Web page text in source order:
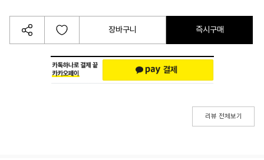
장바구니 즉시구매
리뷰 전체보기